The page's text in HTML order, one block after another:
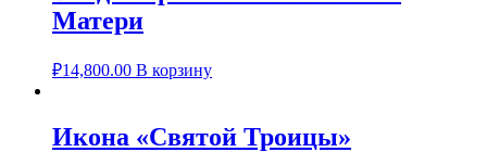
Матери
₽14,800.00 В корзину
Икона «Святой Троицы»